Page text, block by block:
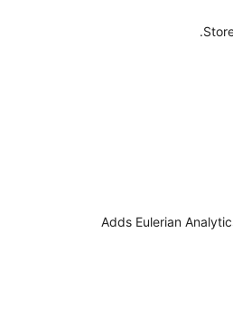
Adds Eulerian